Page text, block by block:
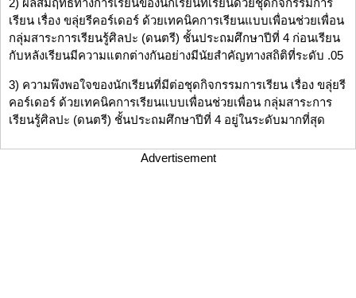
2) ผลสัมฤทธิ์ทางการเรียนของนักเรียนที่เรียนด้วยชุดกิจกรรมการ
เรียน เรื่อง ขลุ่ยรีคอร์เดอร์ ด้วยเทคนิคการเรียนแบบเพื่อนช่วยเพื่อน
กลุ่มสาระการเรียนรู้ศิลปะ (ดนตรี) ชั้นประถมศึกษาปีที่ 4 ก่อนเรียน
กับหลังเรียนมีความแตกต่างกันอย่างมีนัยสำคัญทางสถิติที่ระดับ .05
3) ความพึงพอใจของนักเรียนที่มีต่อชุดกิจกรรมการเรียน เรื่อง ขลุ่ยรี
คอร์เดอร์ ด้วยเทคนิคการเรียนแบบเพื่อนช่วยเพื่อน กลุ่มสาระการ
เรียนรู้ศิลปะ (ดนตรี) ชั้นประถมศึกษาปีที่ 4 อยู่ในระดับมากที่สุด
Advertisement